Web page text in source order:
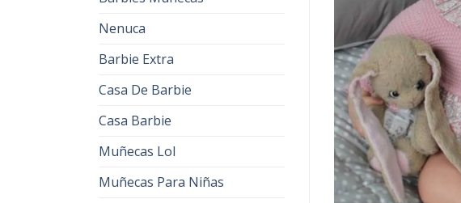
Nenuca
Barbie Extra
Casa De Barbie
Casa Barbie
Muñecas Lol
Muñecas Para Niñas